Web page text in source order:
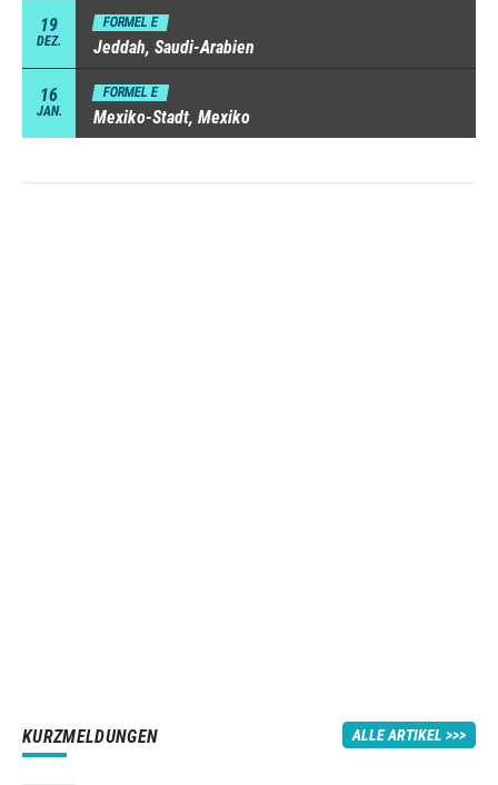
19
DEZ.
FORMEL E
Jeddah, Saudi-Arabien
16
JAN.
FORMEL E
Mexiko-Stadt, Mexiko
KURZMELDUNGEN ALLE ARTIKEL